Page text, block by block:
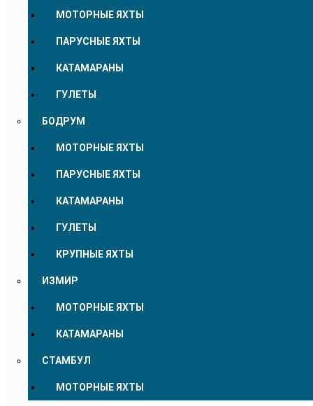
МОТОРНЫЕ ЯХТЫ
ПАРУСНЫЕ ЯХТЫ
КАТАМАРАНЫ
ГУЛЕТЫ
БОДРУМ
МОТОРНЫЕ ЯХТЫ
ПАРУСНЫЕ ЯХТЫ
КАТАМАРАНЫ
ГУЛЕТЫ
КРУПНЫЕ ЯХТЫ
ИЗМИР
МОТОРНЫЕ ЯХТЫ
КАТАМАРАНЫ
СТАМБУЛ
МОТОРНЫЕ ЯХТЫ